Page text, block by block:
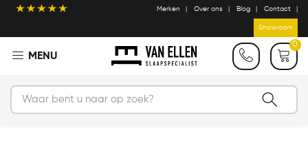
Merken Over ons Blog Contact
Showroom
0